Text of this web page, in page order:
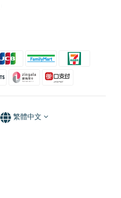
繁體中文